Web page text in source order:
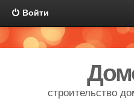
Войти
строительство